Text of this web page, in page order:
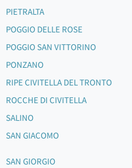
PIETRALTA
POGGIO DELLE ROSE
POGGIO SAN VITTORINO
PONZANO
RIPE CIVITELLA DEL TRONTO
ROCCHE DI CIVITELLA
SALINO
SAN GIACOMO
SAN GIORGIO